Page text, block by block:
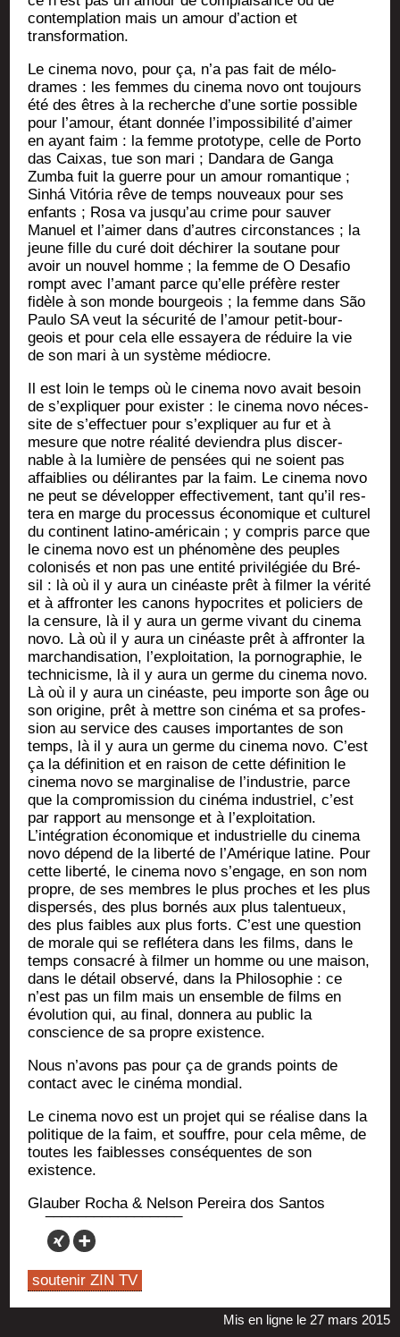
contem­pla­tion mais un amour d’action et
transformation.
Le cine­ma novo, pour ça, n’a pas fait de mélo­
drames : les femmes du cine­ma novo ont tou­jours
été des êtres à la recherche d’une sor­tie pos­sible
pour l’amour, étant don­née l’impossibilité d’aimer
en ayant faim : la femme pro­to­type, celle de Por­to
das Caixas, tue son mari ; Dan­da­ra de Gan­ga
Zum­ba fuit la guerre pour un amour roman­tique ;
Sinhá Vitó­ria rêve de temps nou­veaux pour ses
enfants ; Rosa va jusqu’au crime pour sau­ver
Manuel et l’aimer dans d’autres cir­cons­tances ; la
jeune fille du curé doit déchi­rer la sou­tane pour
avoir un nou­vel homme ; la femme de O Desa­fio
rompt avec l’amant parce qu’elle pré­fère res­ter
fidèle à son monde bour­geois ; la femme dans São
Pau­lo SA veut la sécu­ri­té de l’amour petit-bour­
geois et pour cela elle essaye­ra de réduire la vie
de son mari à un sys­tème médiocre.
Il est loin le temps où le cine­ma novo avait besoin
de s’expliquer pour exis­ter : le cine­ma novo néces­
site de s’effectuer pour s’expliquer au fur et à
mesure que notre réa­li­té devien­dra plus dis­cer­
nable à la lumière de pen­sées qui ne soient pas
affai­blies ou déli­rantes par la faim. Le cine­ma novo
ne peut se déve­lop­per effec­ti­ve­ment, tant qu’il res­
te­ra en marge du pro­ces­sus éco­no­mique et cultu­rel
du conti­nent lati­no-amé­ri­cain ; y com­pris parce que
le cine­ma novo est un phé­no­mène des peuples
colo­ni­sés et non pas une enti­té pri­vi­lé­giée du Bré­
sil : là où il y aura un cinéaste prêt à fil­mer la véri­té
et à affron­ter les canons hypo­crites et poli­ciers de
la cen­sure, là il y aura un germe vivant du cine­ma
novo. Là où il y aura un cinéaste prêt à affron­ter la
mar­chan­di­sa­tion, l’exploitation, la por­no­gra­phie, le
tech­ni­cisme, là il y aura un germe du cine­ma novo.
Là où il y aura un cinéaste, peu importe son âge ou
son ori­gine, prêt à mettre son ciné­ma et sa pro­fes­
sion au ser­vice des causes impor­tantes de son
temps, là il y aura un germe du cine­ma novo. C’est
ça la défi­ni­tion et en rai­son de cette défi­ni­tion le
cine­ma novo se mar­gi­na­lise de l’industrie, parce
que la com­pro­mis­sion du ciné­ma indus­triel, c’est
par rap­port au men­songe et à l’exploitation.
L’intégration éco­no­mique et indus­trielle du cine­ma
novo dépend de la liber­té de l’Amérique latine. Pour
cette liber­té, le cine­ma novo s’engage, en son nom
propre, de ses membres le plus proches et les plus
dis­per­sés, des plus bor­nés aux plus talen­tueux,
des plus faibles aux plus forts. C’est une ques­tion
de morale qui se reflé­te­ra dans les films, dans le
temps consa­cré à fil­mer un homme ou une mai­son,
dans le détail obser­vé, dans la Phi­lo­so­phie : ce
n’est pas un film mais un ensemble de films en
évo­lu­tion qui, au final, don­ne­ra au public la
conscience de sa propre existence.
Nous n’avons pas pour ça de grands points de
contact avec le ciné­ma mondial.
Le cine­ma novo est un pro­jet qui se réa­lise dans la
poli­tique de la faim, et souffre, pour cela même, de
toutes les fai­blesses consé­quentes de son
existence.
Glau­ber Rocha & Nel­son Per­ei­ra dos Santos
soutenir ZIN TV
Mis en ligne le 27 mars 2015